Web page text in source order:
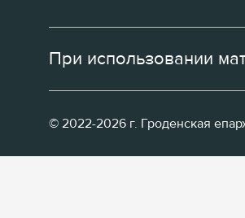
При использовании
© 2022-2026 г. Гроденская